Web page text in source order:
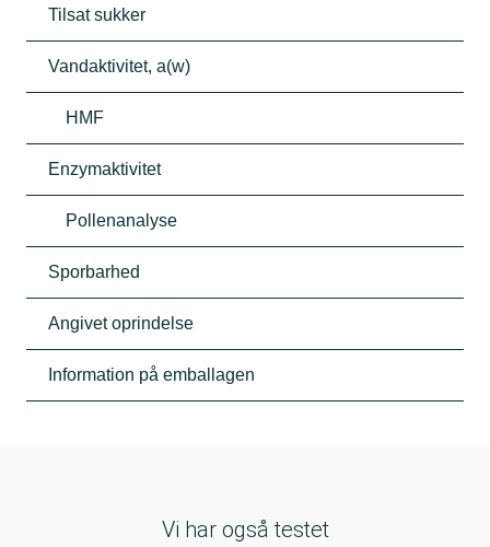
Tilsat sukker
Vandaktivitet, a(w)
HMF
Enzymaktivitet
Pollenanalyse
Sporbarhed
Angivet oprindelse
Information på emballagen
Vi har også testet